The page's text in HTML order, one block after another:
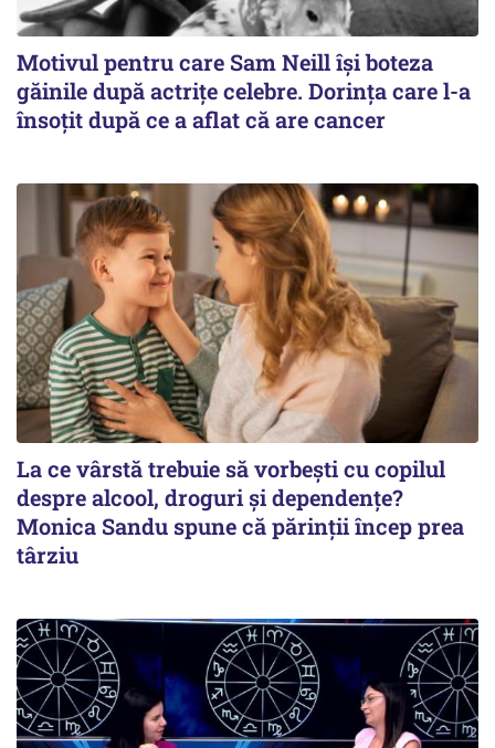
Motivul pentru care Sam Neill își boteza
găinile după actrițe celebre. Dorința care l-a
însoțit după ce a aflat că are cancer
La ce vârstă trebuie să vorbești cu copilul
despre alcool, droguri și dependențe?
Monica Sandu spune că părinții încep prea
târziu